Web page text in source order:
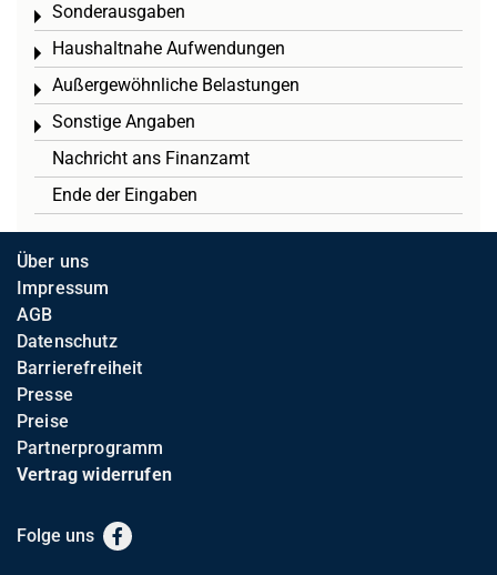
Sonderausgaben
Toggle menu
Haushaltnahe Aufwendungen
Toggle menu
Außergewöhnliche Belastungen
Toggle menu
Sonstige Angaben
Toggle menu
Nachricht ans Finanzamt
Ende der Eingaben
Über uns
Impressum
AGB
Datenschutz
Barrierefreiheit
Presse
Preise
Partnerprogramm
Vertrag widerrufen
Folge uns Facebook